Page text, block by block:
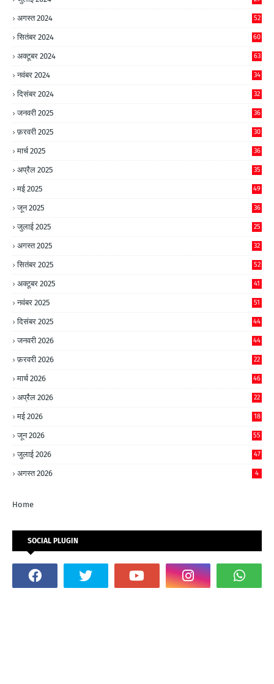
अगस्त 2024 52
सितंबर 2024 60
अक्टूबर 2024 63
नवंबर 2024 34
दिसंबर 2024 32
जनवरी 2025 36
फ़रवरी 2025 30
मार्च 2025 36
अप्रैल 2025 35
मई 2025 49
जून 2025 36
जुलाई 2025 25
अगस्त 2025 32
सितंबर 2025 52
अक्टूबर 2025 41
नवंबर 2025 51
दिसंबर 2025 44
जनवरी 2026 44
फ़रवरी 2026 22
मार्च 2026 46
अप्रैल 2026 22
मई 2026 18
जून 2026 55
जुलाई 2026 47
अगस्त 2026 4
Home
SOCIAL PLUGIN